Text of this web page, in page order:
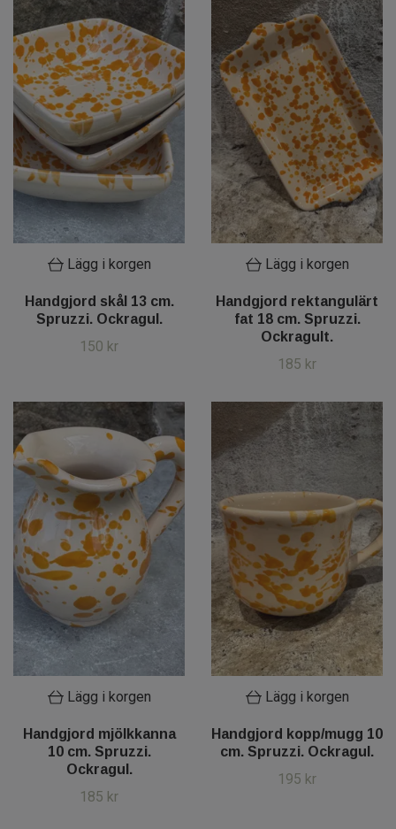
Lägg i korgen
Handgjord skål 13 cm.
Spruzzi. Ockragul.
150 kr
Lägg i korgen
Handgjord rektangulärt
fat 18 cm. Spruzzi.
Ockragult.
185 kr
Lägg i korgen
Handgjord mjölkkanna
10 cm. Spruzzi.
Ockragul.
185 kr
Lägg i korgen
Handgjord kopp/mugg 10
cm. Spruzzi. Ockragul.
195 kr